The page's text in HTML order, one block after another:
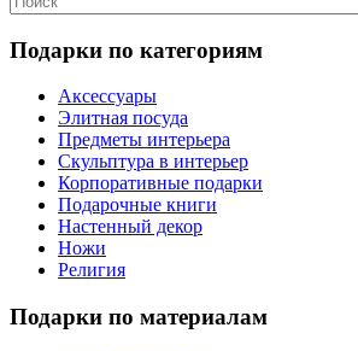
Подарки по категориям
Аксессуары
Элитная посуда
Предметы интерьера
Скульптура в интерьер
Корпоративные подарки
Подарочные книги
Настенный декор
Ножи
Религия
Подарки по материалам